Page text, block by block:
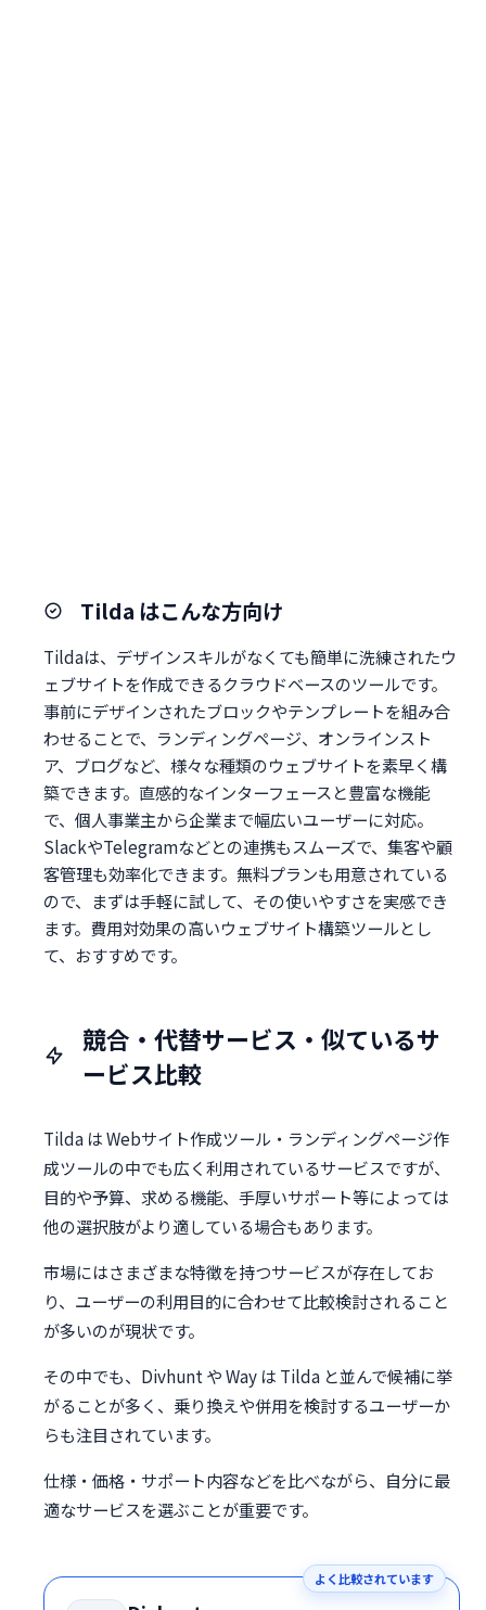
Tilda はこんな方向け
Tildaは、デザインスキルがなくても簡単に洗練されたウ
ェブサイトを作成できるクラウドベースのツールです。
事前にデザインされたブロックやテンプレートを組み合
わせることで、ランディングページ、オンラインスト
ア、ブログなど、様々な種類のウェブサイトを素早く構
築できます。直感的なインターフェースと豊富な機能
で、個人事業主から企業まで幅広いユーザーに対応。
SlackやTelegramなどとの連携もスムーズで、集客や顧
客管理も効率化できます。無料プランも用意されている
ので、まずは手軽に試して、その使いやすさを実感でき
ます。費用対効果の高いウェブサイト構築ツールとし
て、おすすめです。
競合・代替サービス・似ているサ
ービス比較
Tilda は Webサイト作成ツール・ランディングページ作
成ツールの中でも広く利用されているサービスですが、
目的や予算、求める機能、手厚いサポート等によっては
他の選択肢がより適している場合もあります。
市場にはさまざまな特徴を持つサービスが存在してお
り、ユーザーの利用目的に合わせて比較検討されること
が多いのが現状です。
その中でも、Divhunt や Way は Tilda と並んで候補に挙
がることが多く、乗り換えや併用を検討するユーザーか
らも注目されています。
仕様・価格・サポート内容などを比べながら、自分に最
適なサービスを選ぶことが重要です。
よく比較されています